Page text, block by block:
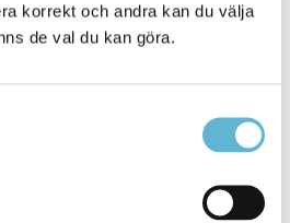
korrekt och andra kan du välja
de val du kan göra.